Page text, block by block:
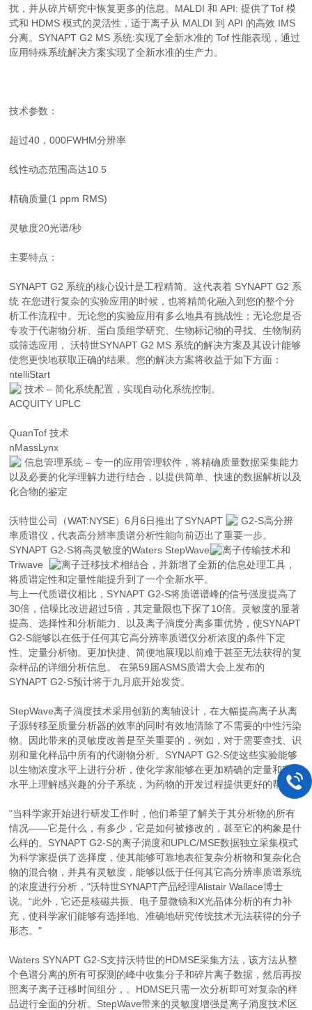
扰，并从碎片研究中恢复更多的信息。MALDI 和 API: 提供了Tof 模
式和 HDMS 模式的灵活性，适于离子从 MALDI 到 API 的高效 IMS
分离。SYNAPT G2 MS 系统:实现了全新水准的 Tof 性能表现，通过
应用特殊系统解决方案实现了全新水准的生产力。
技术参数：
超过40，000FWHM分辨率
线性动态范围高达10 5
精确质量(1 ppm RMS)
灵敏度20光谱/秒
主要特点：
SYNAPT G2 系统的核心设计是工程精简。这代表着 SYNAPT G2 系
统 在您进行复杂的实验应用的时候，也将精简化融入到您的整个分
析工作流程中。无论您的实验应用有多么地具有挑战性；无论您是否
专攻于代谢物分析、蛋白质组学研究、生物标记物的寻找、生物制药
或筛选应用， 沃特世SYNAPT G2 MS 系统的解决方案及其设计能够
使您更快地获取正确的结果。您的解决方案将收益于如下方面：
ntelliStart
技术 – 简化系统配置，实现自动化系统控制。
ACQUITY UPLC
QuanTof 技术
nMassLynx
信息管理系统 – 专一的应用管理软件，将精确质量数据采集能力
以及必要的化学理解力进行结合，以提供简单、快速的数据解析以及
化合物的鉴定
沃特世公司（WAT:NYSE）6月6日推出了SYNAPT
G2-S高分辨
率质谱仪，代表高分辨率质谱分析性能向前迈出了重要一步。
SYNAPT G2-S将高灵敏度的Waters StepWave
离子传输技术和
Triwave
离子迁移技术相结合，并新增了全新的信息处理工具，
将质谱定性和定量性能提升到了一个全新水平。
与上一代质谱仪相比，SYNAPT G2-S将质谱谱峰的信号强度提高了
30倍，信噪比改进超过5倍，其定量限也下探了10倍。灵敏度的显著
提高、选择性和分析能力、以及离子淌度分离多重优势，使SYNAPT
G2-S能够以在低于任何其它高分辨率质谱仪分析浓度的条件下定
性、定量分析物。更加快捷、简便地展现以前难于甚至无法获得的复
杂样品的详细分析信息。 在第59届ASMS质谱大会上发布的
SYNAPT G2-S预计将于九月底开始发货。
StepWave离子淌度技术采用创新的离轴设计，在大幅提高离子从离
子源转移至质量分析器的效率的同时有效地清除了不需要的中性污染
物。因此带来的灵敏度改善是至关重要的，例如，对于需要查找、识
别和量化样品中所有的代谢物分析。SYNAPT G2-S使这些实验能够
以生物浓度水平上进行分析，使化学家能够在更加精确的定量和定性
水平上理解感兴趣的分子系统，为药物的开发过程提供更好的帮助。
“当科学家开始进行研发工作时，他们希望了解关于其分析物的所有
情况——它是什么，有多少，它是如何被修改的，甚至它的构象是什
么样的。SYNAPT G2-S的离子淌度和UPLC/MSE数据独立采集模式
为科学家提供了选择度，使其能够可靠地表征复杂分析物和复杂化合
物的混合物，并具有灵敏度，能够以低于任何其它高分辨率质谱系统
的浓度进行分析，"沃特世SYNAPT产品经理Alistair Wallace博士
说。“此外，它还是核磁共振、电子显微镜和X光晶体分析的有力补
充，使科学家们能够有选择地、准确地研究传统技术无法获得的分子
形态。"
Waters SYNAPT G2-S支持沃特世的HDMSE采集方法，该方法从整
个色谱分离的所有可探测的峰中收集分子和碎片离子数据，然后再按
照离子离子迁移时间组分，。HDMSE只需一次分析即可对复杂的样
品进行全面的分析。StepWave带来的灵敏度增强是离子淌度技术区